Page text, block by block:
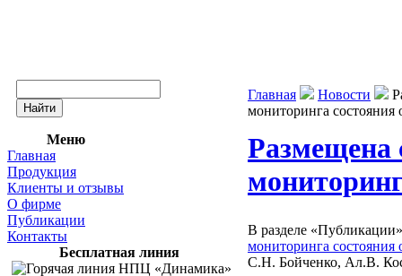
Меню
Главная
Продукция
Клиенты и отзывы
О фирме
Публикации
Контакты
Бесплатная линия
Главная Новости
мониторинга состояния
Размещена
В разделе
мониторинга состояния
С.Н. Бойченко, Ал.В.